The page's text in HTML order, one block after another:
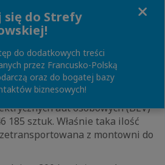
Stowarzyszenia
(ACEA) w 1. kwartale 2021
nowych aut
benzyną lub olejem
dynamicznie się zmienia,
do 1. kwartału 2020 roku
aut osobowych (BEV)
185 sztuk. Właśnie taka ilość
z montowni do
się do Strefy
do dodatkowych treści
przez Francusko-Polską
oraz do bogatej bazy
biznesowych!